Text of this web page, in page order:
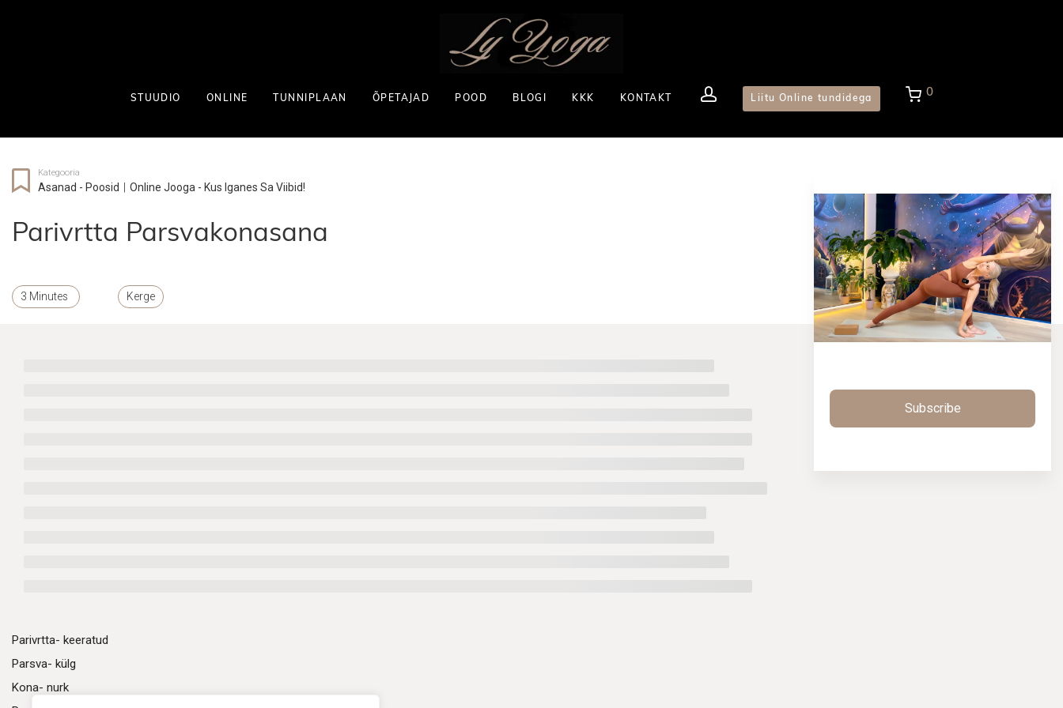
STUUDIO ONLINE TUNNIPLAAN ÕPETAJAD POOD BLOGI KKK KONTAKT 0
Liitu Online tundidega
Kategooria
Asanad - Poosid Online Jooga - Kus Iganes Sa Viibid!
Parivrtta Parsvakonasana
3 Minutes Kerge
Parivrtta- keeratud
Parsva- külg
Kona- nurk
Subscribe